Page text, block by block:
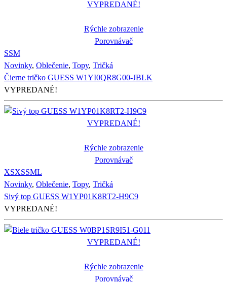
VYPREDANÉ!
Rýchle zobrazenie
Porovnávač
SSM
Novinky, Oblečenie, Topy, Tričká
Čierne tričko GUESS W1YI0QR8G00-JBLK
VYPREDANÉ!
VYPREDANÉ!
Rýchle zobrazenie
Porovnávač
XSXSSML
Novinky, Oblečenie, Topy, Tričká
Sivý top GUESS W1YP01K8RT2-H9C9
VYPREDANÉ!
VYPREDANÉ!
Rýchle zobrazenie
Porovnávač